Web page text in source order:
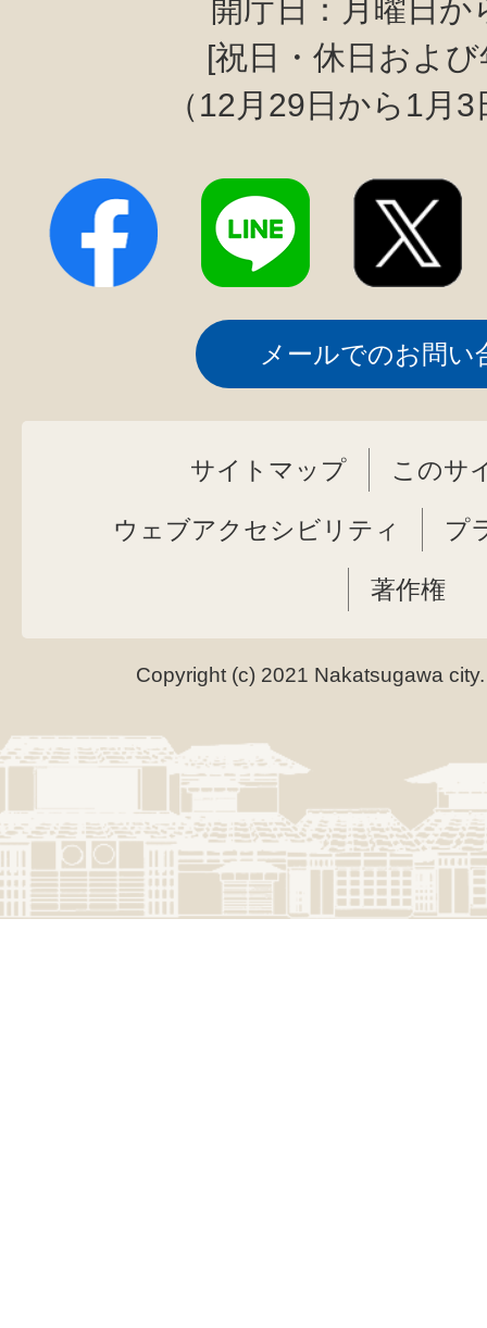
開庁日：月曜日か
[祝日・休日およ
（12月29日から1月
メールでのお問い
サイトマップ このサ
ウェブアクセシビリティ プ
著作権
Copyright (c) 2021 Nakatsugawa